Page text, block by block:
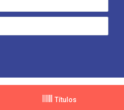
Títulos